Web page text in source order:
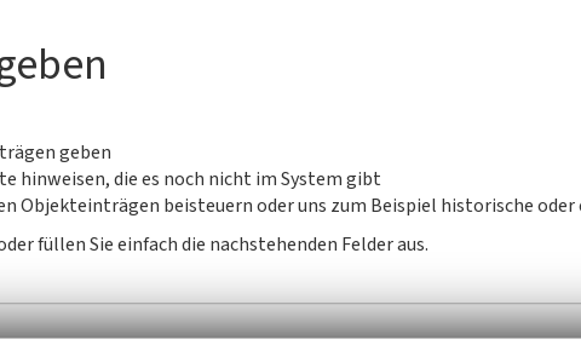
geben
hinweisen, die es noch nicht im System gibt
Objekteinträgen beisteuern oder uns zum Beispiel historische oder
füllen Sie einfach die nachstehenden Felder aus.